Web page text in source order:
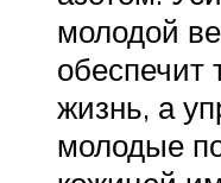
молодой
обеспечит
жизнь, а
молодые